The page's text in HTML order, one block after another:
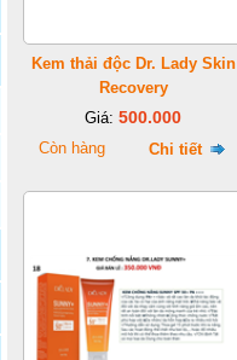
Kem thải độc Dr. Lady Skin
Recovery
Giá: 500.000
Còn hàng Chi tiết